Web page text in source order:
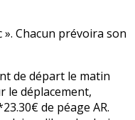
Chacun prévoira son
de départ le matin
le déplacement,
de péage AR.